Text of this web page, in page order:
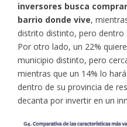
inversores busca
barrio donde vive,
distrito distinto, pero dentro
Por otro lado, un 22%
municipio distinto, pero
mientras que un 14% lo
dentro de su provincia de
decanta por invertir en un